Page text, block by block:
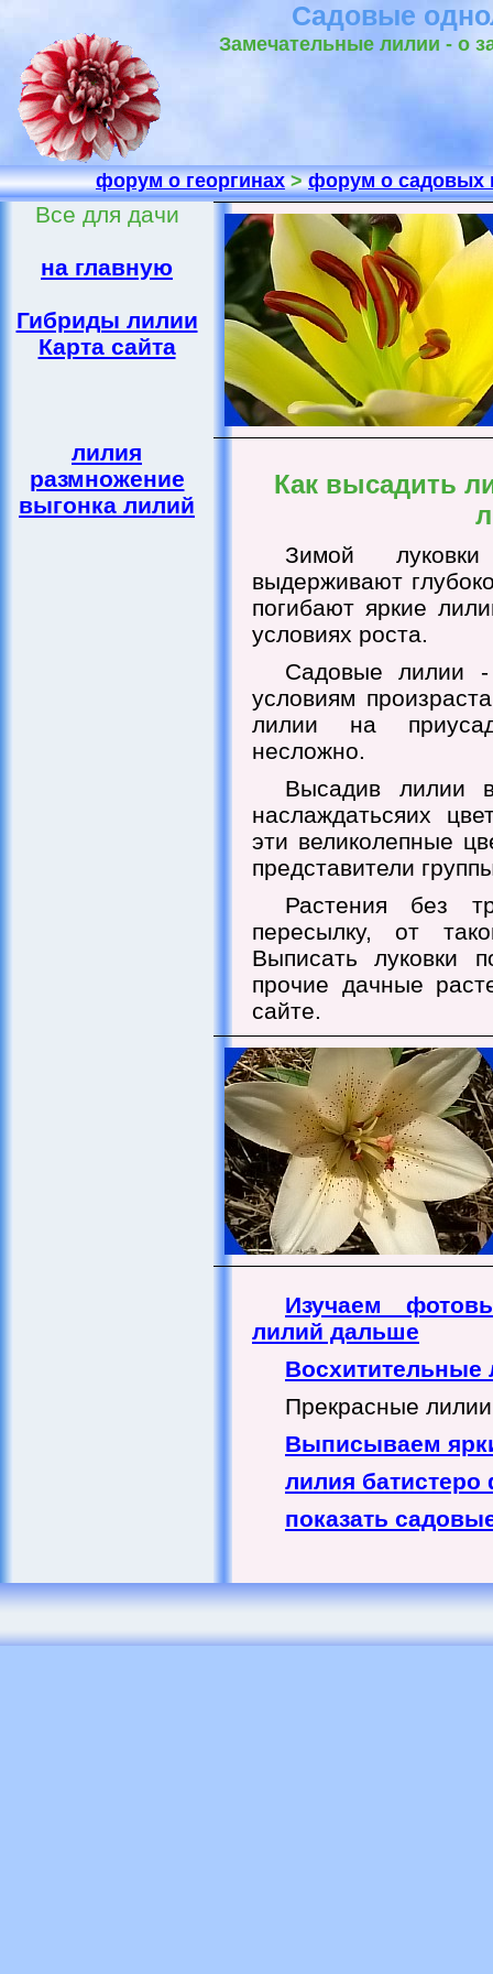
Садовые
Замечательные лилии - о
форум о георгинах>форум о садовых
Все для дачи
на главную
Гибриды лилии
Карта сайта
лилия
размножение
выгонка лилий
Как высадить
Зимой
выдерживают
погибают яркие
условиях роста.
Садовые лилии -
условиям
лилии на
несложно.
Высадив лилии
наслаждатьсяих
эти великолепные
представители
Растения без
пересылку, от
Выписать луковки
прочие дачные
сайте.
Изучаем
лилий дальше
Восхитительные
Прекрасные
Выписываем
лилия батистеро
показать